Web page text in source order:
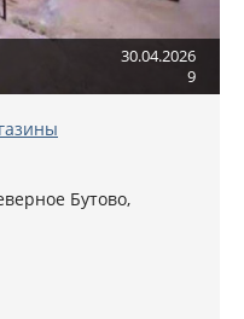
30.04.2026
9
Бутово,